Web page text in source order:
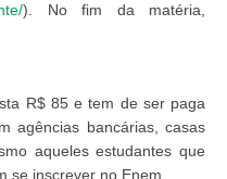
). No fim da matéria,
R$ 85 e tem de ser paga
agências bancárias, casas
aqueles estudantes que
se inscrever no Enem.